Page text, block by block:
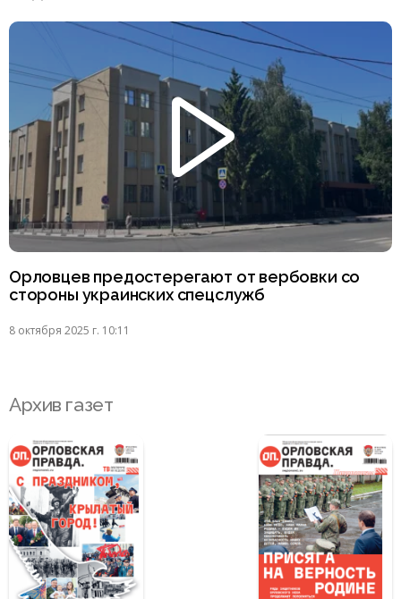
Орловцев предостерегают от вербовки со
стороны украинских спецслужб
8 октября 2025 г. 10:11
Архив газет